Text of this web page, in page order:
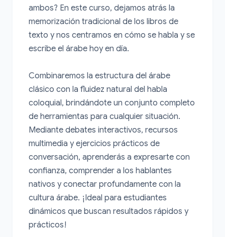
ambos? En este curso, dejamos atrás la
memorización tradicional de los libros de
texto y nos centramos en cómo se habla y se
escribe el árabe hoy en día.
Combinaremos la estructura del árabe
clásico con la fluidez natural del habla
coloquial, brindándote un conjunto completo
de herramientas para cualquier situación.
Mediante debates interactivos, recursos
multimedia y ejercicios prácticos de
conversación, aprenderás a expresarte con
confianza, comprender a los hablantes
nativos y conectar profundamente con la
cultura árabe. ¡Ideal para estudiantes
dinámicos que buscan resultados rápidos y
prácticos!